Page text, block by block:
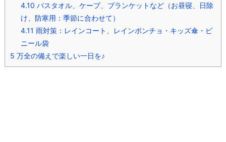
4.10 バスタオル、ケープ、ブランケットなど（お昼寝、日除
け、防寒用：季節に合わせて）
4.11 雨対策：レインコート、レインポンチョ・キッズ傘・ビ
ニール袋
5 万全の備えで楽しい一日を♪